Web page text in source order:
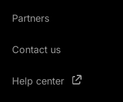
Partners
Contact us
Help center